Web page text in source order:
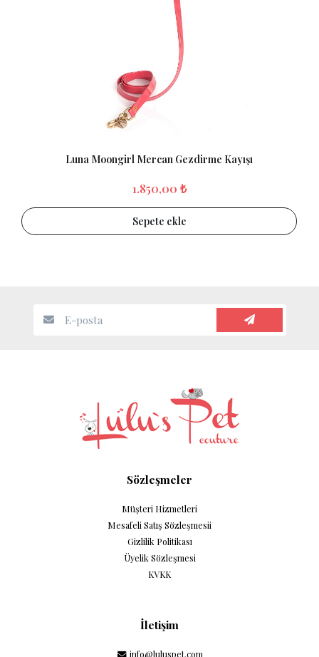
Luna Moongirl Mercan Gezdirme Kayışı
1.850,00 ₺
Sepete ekle
Sözleşmeler
Müşteri Hizmetleri
Mesafeli Satış Sözleşmesii
Gizlilik Politikası
Üyelik Sözleşmesi
KVKK
İletişim
info@luluspet.com